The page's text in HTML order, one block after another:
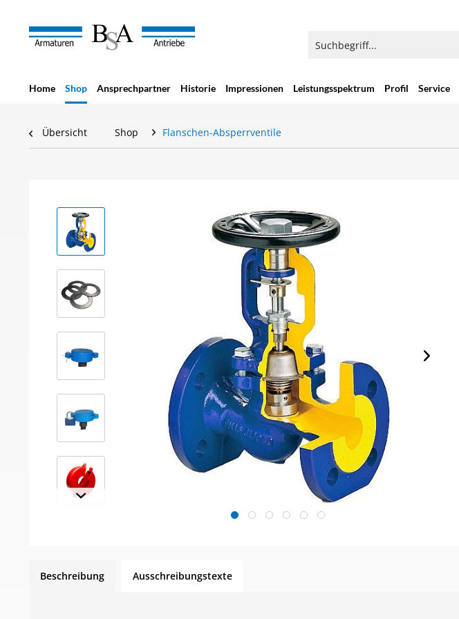
Home Shop Ansprechpartner Historie Impressionen Leistungsspektrum Profil Service
Übersicht Shop Flanschen-Absperrventile
Beschreibung Ausschreibungstexte